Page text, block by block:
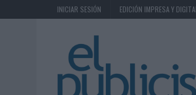
INICIAR SESIÓN EDICIÓN IMPRESA Y DIGITAL